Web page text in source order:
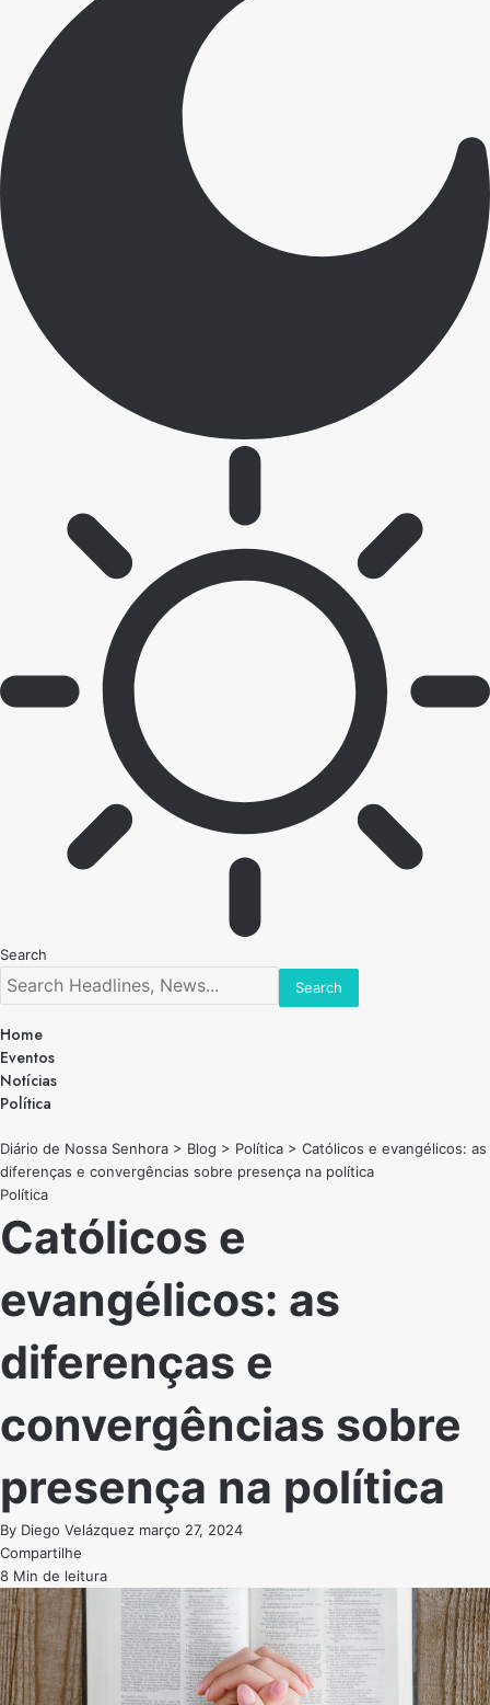
Search
Home
Eventos
Notícias
Política
Diário de Nossa Senhora > Blog > Política > Católicos e evangélicos: as
diferenças e convergências sobre presença na política
Política
Católicos e
evangélicos: as
diferenças e
convergências sobre
presença na política
By Diego Velázquez março 27, 2024
Compartilhe
8 Min de leitura